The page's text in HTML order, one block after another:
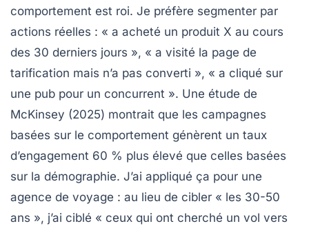
comportement est roi. Je préfère segmenter par
actions réelles : « a acheté un produit X au cours
des 30 derniers jours », « a visité la page de
tarification mais n’a pas converti », « a cliqué sur
une pub pour un concurrent ». Une étude de
McKinsey (2025) montrait que les campagnes
basées sur le comportement génèrent un taux
d’engagement 60 % plus élevé que celles basées
sur la démographie. J’ai appliqué ça pour une
agence de voyage : au lieu de cibler « les 30-50
ans », j’ai ciblé « ceux qui ont cherché un vol vers